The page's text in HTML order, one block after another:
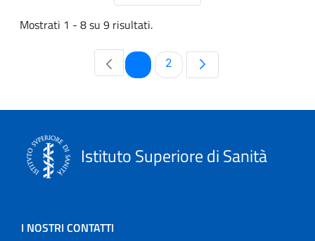
Mostrati 1 - 8 su 9 risultati.
PaginaPagina
2
Istituto Superiore di Sanità
I NOSTRI CONTATTI